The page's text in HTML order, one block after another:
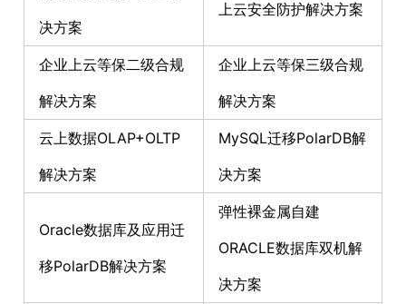
决方案
上云安全防护解决方案
企业上云等保二级合规
解决方案
企业上云等保三级合规
解决方案
云上数据OLAP+OLTP
解决方案
MySQL迁移PolarDB解
决方案
Oracle数据库及应用迁
移PolarDB解决方案
弹性裸金属自建
ORACLE数据库双机解
决方案